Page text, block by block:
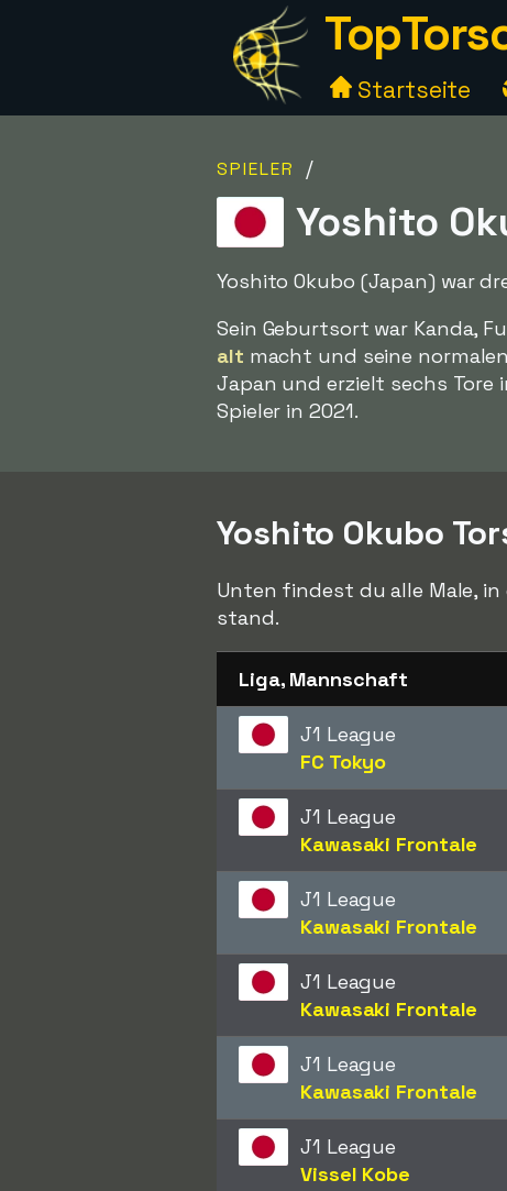
Startseite
SPIELER /
Yoshito
Yoshito Okubo (Japan) war
Sein Geburtsort war Kanda,
alt macht und seine
Japan und erzielt sechs Tore
Spieler in 2021.
Yoshito Okubo
Unten findest du alle Male,
stand.
Liga, Mannschaft
J1 League
FC Tokyo
J1 League
Kawasaki Frontale
J1 League
Kawasaki Frontale
J1 League
Kawasaki Frontale
J1 League
Kawasaki Frontale
J1 League
Vissel Kobe